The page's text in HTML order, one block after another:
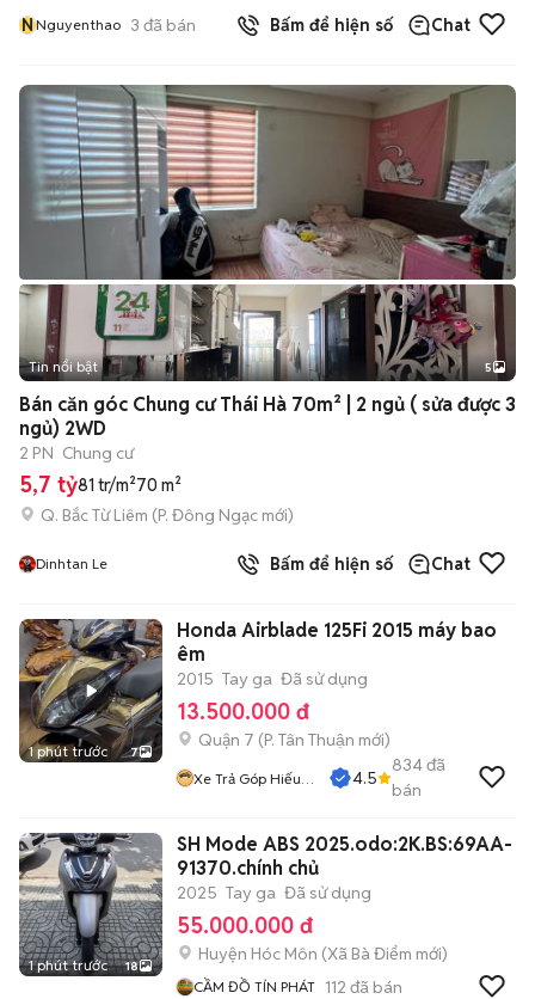
NNguyenthao 3 đã bán Bấm để hiện số Chat
Tin nổi bật 5
Bán căn góc Chung cư Thái Hà 70m² | 2 ngủ ( sửa được 3
ngủ) 2WD
2 PN Chung cư
5,7 tỷ81 tr/m²70 m²
Q. Bắc Từ Liêm (P. Đông Ngạc mới)
Dinhtan Le Bấm để hiện số Chat
1 phút trước 7
Honda Airblade 125Fi 2015 máy bao
êm
2015 Tay ga Đã sử dụng
13.500.000 đ
Quận 7 (P. Tân Thuận mới)
Xe Trả Góp Hiếu
4.5
834đã
bán
1 phút trước 18
SH Mode ABS 2025.odo:2K.BS:69AA-
91370.chính chủ
2025 Tay ga Đã sử dụng
55.000.000 đ
Huyện Hóc Môn (Xã Bà Điểm mới)
CẦM ĐỒ TÍN PHÁT 112 đã bán